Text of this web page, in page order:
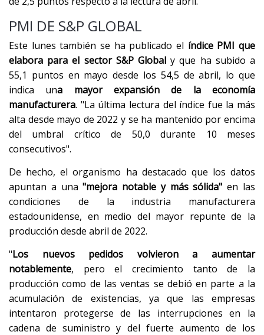
PMI DE S&P GLOBAL
Este lunes también se ha publicado el índice PMI que
elabora para el sector S&P Global y que ha subido a
55,1 puntos en mayo desde los 54,5 de abril, lo que
indica una mayor expansión de la economía
manufacturera. "La última lectura del índice fue la más
alta desde mayo de 2022 y se ha mantenido por encima
del umbral crítico de 50,0 durante 10 meses
consecutivos".
De hecho, el organismo ha destacado que los datos
apuntan a una"mejora notable y más sólida" en las
condiciones de la industria manufacturera
estadounidense, en medio del mayor repunte de la
producción desde abril de 2022.
"Los nuevos pedidos volvieron a aumentar
notablemente, pero el crecimiento tanto de la
producción como de las ventas se debió en parte a la
acumulación de existencias, ya que las empresas
intentaron protegerse de las interrupciones en la
cadena de suministro y del fuerte aumento de los